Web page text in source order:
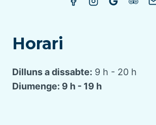
Horari
Dilluns a dissabte: 9 h - 20 h
Diumenge: 9 h - 19 h